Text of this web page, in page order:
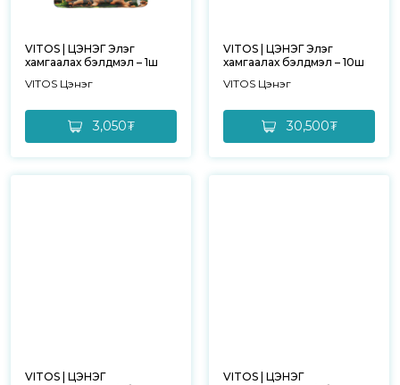
VITOS | ЦЭНЭГ Элэг
хамгаалах бэлдмэл – 1ш
VITOS Цэнэг
3,050₮
VITOS | ЦЭНЭГ Элэг
хамгаалах бэлдмэл – 10ш
VITOS Цэнэг
30,500₮
VITOS | ЦЭНЭГ
VITOS | ЦЭНЭГ